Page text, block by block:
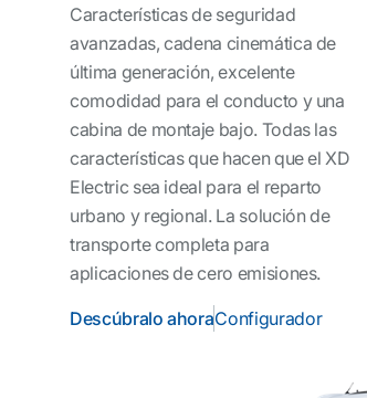
Características de seguridad
avanzadas, cadena cinemática de
última generación, excelente
comodidad para el conducto y una
cabina de montaje bajo. Todas las
características que hacen que el XD
Electric sea ideal para el reparto
urbano y regional. La solución de
transporte completa para
aplicaciones de cero emisiones.
Descúbralo ahoraConfigurador